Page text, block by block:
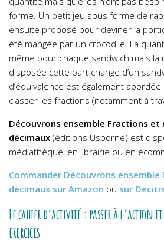
forme. Un petit jeu sous forme de
ensuite proposé pour deviner la
été mangée par un crocodile. La
même pour chaque sandwich mais
disposée cette part change d’un
d’équivalence est également
classer les fractions (notamment à
Découvrons ensemble Fractions et
décimaux (éditions Usborne) est
médiathèque, en librairie ou en
Commander Découvrons
décimaux sur Amazon ou sur
Le cahier d’activité : passer à l’action
exercices